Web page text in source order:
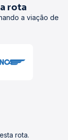
rota
a viação de
rota.